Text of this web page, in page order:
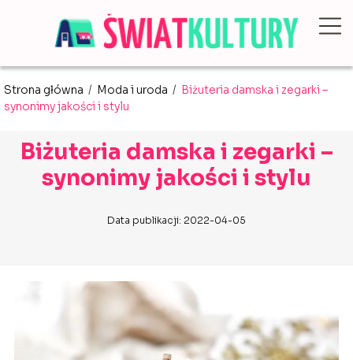
Strona główna / Moda i uroda / Biżuteria damska i zegarki –
synonimy jakości i stylu
Biżuteria damska i zegarki –
synonimy jakości i stylu
Data publikacji: 2022-04-05